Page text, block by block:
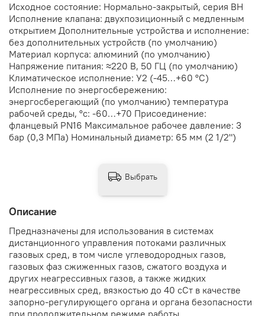
Исходное состояние: Нормально-закрытый, серия ВН
Исполнение клапана: двухпозиционный с медленным
открытием Дополнительные устройства и исполнение:
без дополнительных устройств (по умолчанию)
Материал корпуса: алюминий (по умолчанию)
Напряжение питания: ≈220 В, 50 ГЦ (по умолчанию)
Климатическое исполнение: У2 (-45…+60 °С)
Исполнение по энергосбережению:
энергосберегающий (по умолчанию) температура
рабочей среды, °с: -60…+70 Присоединение:
фланцевый PN16 Максимальное рабочее давление: 3
бар (0,3 МПа) Номинальный диаметр: 65 мм (2 1/2")
Описание
Предназначены для использования в системах
дистанционного управления потоками различных
газовых сред, в том числе углеводородных газов,
газовых фаз сжиженных газов, сжатого воздуха и
других неагрессивных газов, а также жидких
неагрессивных сред, вязкостью до 40 сСт в качестве
запорно-регулирующего органа и органа безопасности
Выбрать